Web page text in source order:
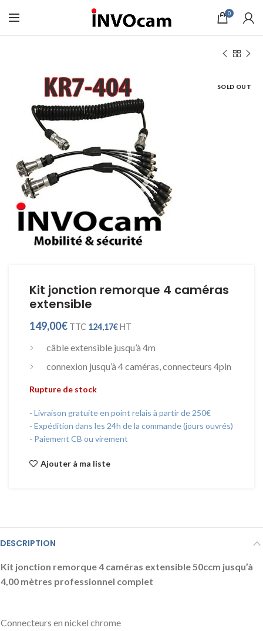
0
SOLD OUT
Kit jonction remorque 4 caméras
extensible
149,00€ TTC 124,17€HT
câble extensible jusqu’à 4m
connexion jusqu’à 4 caméras, connecteurs 4pin
Rupture de stock
- Livraison gratuite en point relais à partir de 250€
- Expédition dans les 24h de la commande (jours ouvrés)
- Paiement CB ou virement
Ajouter à ma liste
DESCRIPTION
Kit jonction remorque 4 caméras extensible 50ccm jusqu’à
4,00 mètres professionnel complet
Connecteurs en nickel chrome